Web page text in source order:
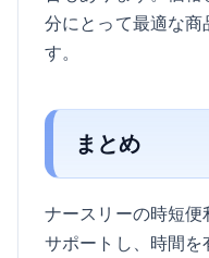
分にとって最適な
す。
まとめ
ナースリーの時短
サポートし、時間